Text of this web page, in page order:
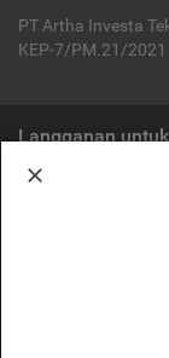
PT Artha Investa
KEP-7/PM.21/2021
Langganan
Cermati merupakan
OJK. Oleh karena itu,
ditawarkan bukan
diterbitkan oleh